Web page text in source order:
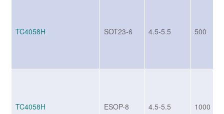
TC4058H SOT23-6 4.5-5.5 500
TC4058H ESOP-8 4.5-5.5 1000